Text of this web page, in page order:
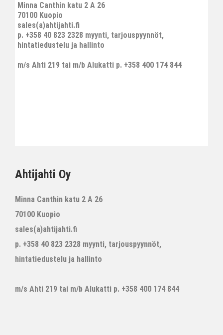
Minna Canthin katu 2 A 26
70100 Kuopio
sales(a)ahtijahti.fi
p. +358 40 823 2328 myynti, tarjouspyynnöt,
hintatiedustelu ja hallinto
m/s Ahti 219 tai m/b Alukatti p. +358 400 174 844
Ahtijahti Oy
Minna Canthin katu 2 A 26
70100 Kuopio
sales(a)ahtijahti.fi
p. +358 40 823 2328 myynti, tarjouspyynnöt,
hintatiedustelu ja hallinto
m/s Ahti 219 tai m/b Alukatti p. +358 400 174 844